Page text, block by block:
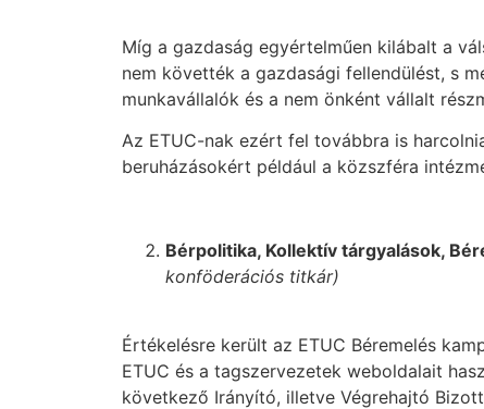
Míg a gazdaság egyértelműen kilábalt a
nem követték a gazdasági fellendülést, s
munkavállalók és a nem önként vállalt
Az ETUC-nak ezért fel továbbra is
beruházásokért például a közszféra
Bérpolitika, Kollektív tárgyalások,
konföderációs titkár)
Értékelésre került az ETUC Béremelés
ETUC és a tagszervezetek weboldalait
következő Irányító, illetve Végrehajtó